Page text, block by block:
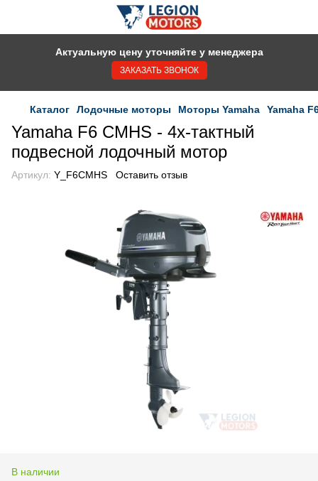
Актуальную цену уточняйте у менеджера
ЗАКАЗАТЬ ЗВОНОК
Каталог Лодочные моторы Моторы Yamaha Yamaha
Yamaha F6 CMHS - 4х-тактный
подвесной лодочный мотор
Артикул: Y_F6CMHS Оставить отзыв
В наличии